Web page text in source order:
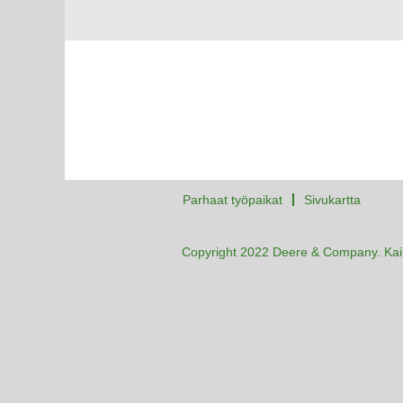
Parhaat työpaikat Sivukartta
Copyright 2022 Deere & Company.